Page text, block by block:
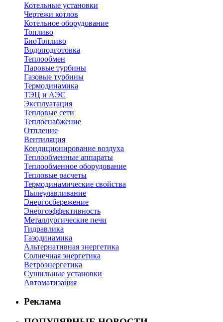
Котельные установки
Чертежи котлов
Котельное оборудование
Топливо
БиоТопливо
Водоподготовка
Теплообмен
Паровые турбины
Газовые турбины
Термодинамика
ТЭЦ и АЭС
Эксплуатация
Тепловые сети
Теплоснабжение
Отпление
Вентиляция
Кондиционирование воздуха
Теплообменные аппараты
Теплообменное оборудование
Тепловые расчеты
Термодинамические свойства
Пылеулавливание
Энергосбережение
Энергоэффективность
Металлургические печи
Гидравлика
Газодинамика
Альтернативная энергетика
Солнечная энергетика
Ветроэнергетика
Сушильные установки
Автоматизация
Реклама